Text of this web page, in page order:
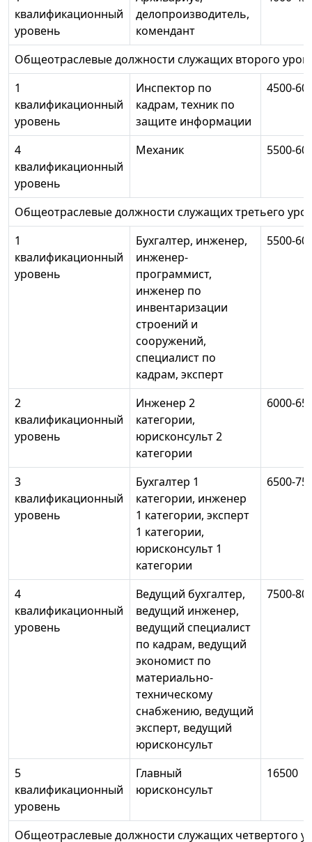
квалификационный
уровень
делопроизводитель,
комендант
Общеотраслевые должности служащих второго
1
квалификационный
уровень
Инспектор по
кадрам, техник по
защите информации
4500-
4
квалификационный
уровень
Механик 5500-
Общеотраслевые должности служащих третьего
1
квалификационный
уровень
Бухгалтер, инженер,
инженер-
программист,
инженер по
инвентаризации
строений и
сооружений,
специалист по
кадрам, эксперт
5500-
2
квалификационный
уровень
Инженер 2
категории,
юрисконсульт 2
категории
6000-
3
квалификационный
уровень
Бухгалтер 1
категории, инженер
1 категории, эксперт
1 категории,
юрисконсульт 1
категории
6500-
4
квалификационный
уровень
Ведущий бухгалтер,
ведущий инженер,
ведущий специалист
по кадрам, ведущий
экономист по
материально-
техническому
снабжению, ведущий
эксперт, ведущий
юрисконсульт
7500-
5
квалификационный
уровень
Главный
юрисконсульт
16500
Общеотраслевые должности служащих четвертого